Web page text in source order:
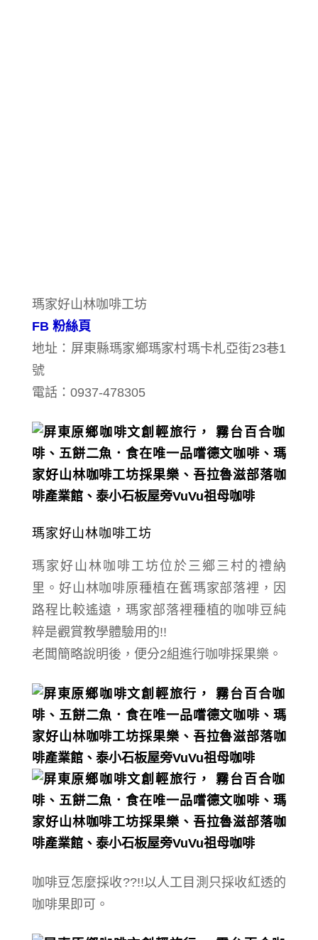
瑪家好山林咖啡工坊
FB 粉絲頁
地址：屏東縣瑪家鄉瑪家村瑪卡札亞街23巷1
號
電話：0937-478305
瑪家好山林咖啡工坊
瑪家好山林咖啡工坊位於三鄉三村的禮納
里。 好山林咖啡原種植在舊瑪家部落裡，因
路程比較遙遠，瑪家部落裡種植的咖啡豆純
粹是觀賞教學體驗用的!!
老闆簡略說明後，便分2組進行咖啡採果樂。
咖啡豆怎麼採收??!!以人工 目測只採收紅透的
咖啡果即可。